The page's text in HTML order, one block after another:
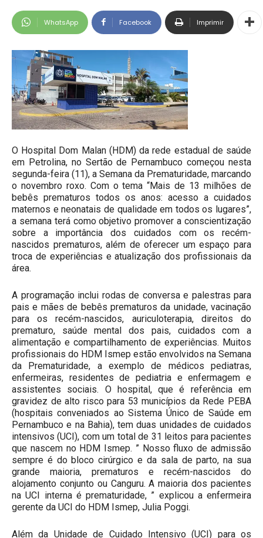
WhatsApp Facebook Imprimir
O Hospital Dom Malan (HDM) da rede estadual de saúde
em Petrolina, no Sertão de Pernambuco começou nesta
segunda-feira (11), a Semana da Prematuridade, marcando
o novembro roxo. Com o tema “Mais de 13 milhões de
bebês prematuros todos os anos: acesso a cuidados
maternos e neonatais de qualidade em todos os lugares”,
a semana terá como objetivo promover a conscientização
sobre a importância dos cuidados com os recém-
nascidos prematuros, além de oferecer um espaço para
troca de experiências e atualização dos profissionais da
área.
A programação inclui rodas de conversa e palestras para
pais e mães de bebês prematuros da unidade, vacinação
para os recém-nascidos, auriculoterapia, direitos do
prematuro, saúde mental dos pais, cuidados com a
alimentação e compartilhamento de experiências. Muitos
profissionais do HDM Ismep estão envolvidos na Semana
da Prematuridade, a exemplo de médicos pediatras,
enfermeiras, residentes de pediatria e enfermagem e
assistentes sociais. O hospital, que é referência em
gravidez de alto risco para 53 municípios da Rede PEBA
(hospitais conveniados ao Sistema Único de Saúde em
Pernambuco e na Bahia), tem duas unidades de cuidados
intensivos (UCI), com um total de 31 leitos para pacientes
que nascem no HDM Ismep. ” Nosso fluxo de admissão
sempre é do bloco cirúrgico e da sala de parto, na sua
grande maioria, prematuros e recém-nascidos do
alojamento conjunto ou Canguru. A maioria dos pacientes
na UCI interna é prematuridade, ” explicou a enfermeira
gerente da UCI do HDM Ismep, Julia Poggi.
Além da Unidade de Cuidado Intensivo (UCI) para os